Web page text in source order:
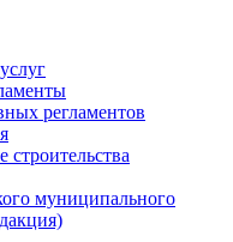
регламентов
строительства
муниципального